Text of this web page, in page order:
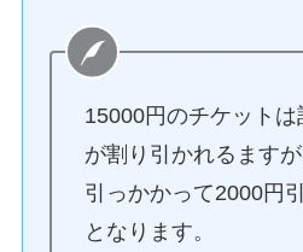
15000円のチケットは
が割り引かれるます
引っかかって2000円
となります。